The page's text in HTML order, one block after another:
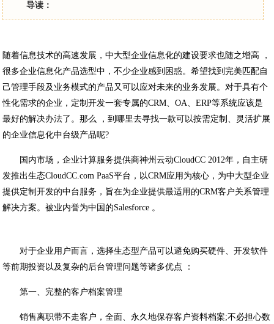
导读：
随着信息技术的高速发展，中大型企业信息化的建设要求也随之增高 ，
很多企业信息化产品选型中，不少企业感到困惑。希望找到完美匹配自
己管理手段及业务模式的产品又可以应对未来的业务发展。对于具有个
性化需求的企业，定制开发一套专属的CRM、OA、ERP等系统应该是
最好的解决办法了。那么 ，到哪里去寻找一款可以按需定制、灵活扩展
的企业信息化中台级产品呢?
国内市场，企业计算服务提供商神州云动CloudCC 2012年，自主研
发推出生态CloudCC.com PaaS平台，以CRM应用为核心，为中大型企业
提供定制开发的中台服务，旨在为企业提供最适用的CRM客户关系管理
解决方案。被业内誉为中国的Salesforce 。
对于企业用户而言，选择生态型产品可以避免购买硬件、开发软件
等前期投资以及复杂的后台管理问题等诸多优点 ：
第一、完整的客户档案管理
销售离职带不走客户，全面、永久地保存客户资料档案;不必担心数